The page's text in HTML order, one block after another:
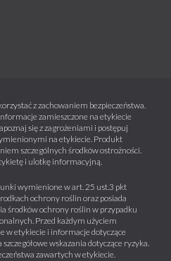
z zachowaniem bezpieczeństwa.
zamieszczone na etykiecie
się z zagrożeniami i postępuj
na etykiecie. Produkt
szczególnych środków ostrożności.
i ulotkę informacyjną.
wymienione w art. 25 ust.3 pkt
ochrony roślin oraz posiada
środków ochrony roślin w przypadku
Przed każdym użyciem
w etykiecie i informacje dotyczące
wskazania dotyczące ryzyka.
zawartych w etykiecie.